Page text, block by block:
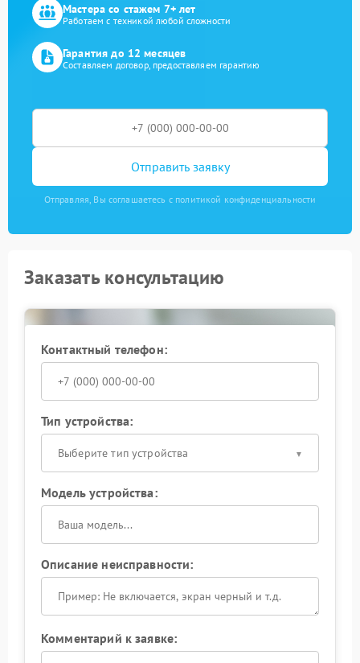
Мастера со стажем 7+ лет
Работаем с техникой любой сложности
Гарантия до 12 месяцев
Составляем договор, предоставляем гарантию
Отправить заявку
Отправляя, Вы соглашаетесь с политикой конфиденциальности
Заказать консультацию
Контактный телефон:
Тип устройства:
Выберите тип устройства
Модель устройства:
Описание неисправности:
Комментарий к заявке: